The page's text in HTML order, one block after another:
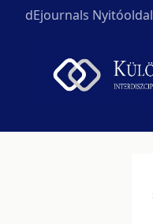
dEjournals Nyitóoldal